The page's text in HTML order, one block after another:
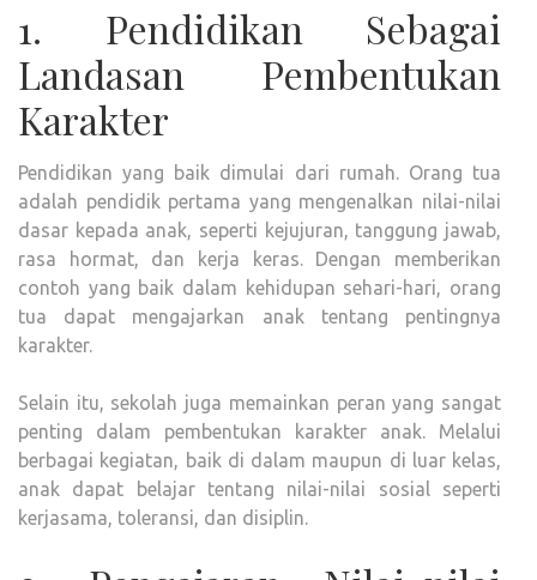
1. Pendidikan Sebagai
Landasan Pembentukan
Karakter
Pendidikan yang baik dimulai dari rumah. Orang tua
adalah pendidik pertama yang mengenalkan nilai-nilai
dasar kepada anak, seperti kejujuran, tanggung jawab,
rasa hormat, dan kerja keras. Dengan memberikan
contoh yang baik dalam kehidupan sehari-hari, orang
tua dapat mengajarkan anak tentang pentingnya
karakter.
Selain itu, sekolah juga memainkan peran yang sangat
penting dalam pembentukan karakter anak. Melalui
berbagai kegiatan, baik di dalam maupun di luar kelas,
anak dapat belajar tentang nilai-nilai sosial seperti
kerjasama, toleransi, dan disiplin.